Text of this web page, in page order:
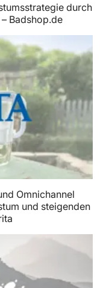
durch
Badshop.de
Omnichannel
und steigenden